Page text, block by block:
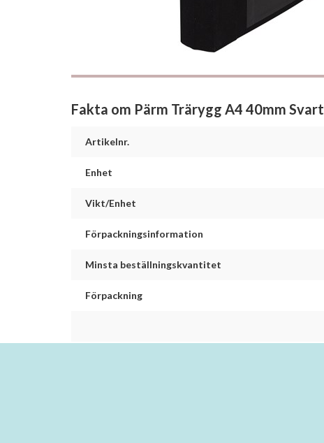
Fakta om Pärm Trärygg A4 40mm Svart
Artikelnr.
Enhet
Vikt/Enhet
Förpackningsinformation
Minsta beställningskvantitet
Förpackning